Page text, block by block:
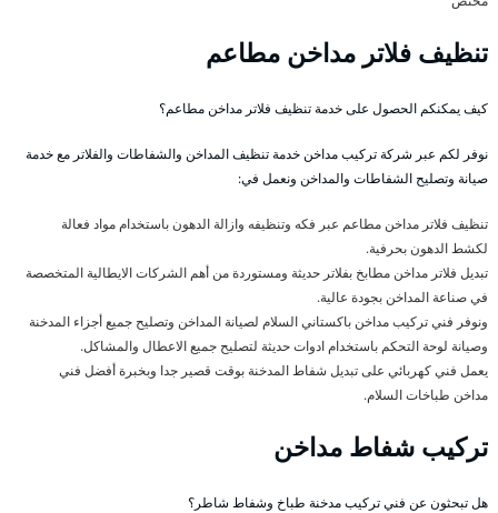
تنظيف فلاتر مداخن مطاعم
كيف يمكنكم الحصول على خدمة تنظيف فلاتر مداخن مطاعم؟
نوفر لكم عبر شركة تركيب مداخن خدمة تنظيف المداخن والشفاطات والفلاتر مع خدمة
صيانة وتصليح الشفاطات والمداخن ونعمل في:
تنظيف فلاتر مداخن مطاعم عبر فكه وتنظيفه وازالة الدهون باستخدام مواد فعالة
لكشط الدهون بحرفية.
تبديل فلاتر مداخن مطابخ بفلاتر حديثة ومستوردة من أهم الشركات الايطالية المتخصصة
في صناعة المداخن بجودة عالية.
ونوفر فني تركيب مداخن باكستاني السلام لصيانة المداخن وتصليح جميع أجزاء المدخنة
وصيانة لوحة التحكم باستخدام ادوات حديثة لتصليح جميع الاعطال والمشاكل.
يعمل فني كهربائي على تبديل شفاط المدخنة بوقت قصير جدا وبخبرة أفضل فني
مداخن طباخات السلام.
تركيب شفاط مداخن
هل تبحثون عن فني تركيب مدخنة طباخ وشفاط شاطر؟